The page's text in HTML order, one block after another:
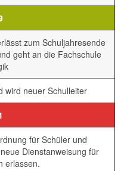
zum Schuljahresende
geht an die Fachschule
wird neuer Schulleiter
für Schüler und
Dienstanweisung für
erlassen.